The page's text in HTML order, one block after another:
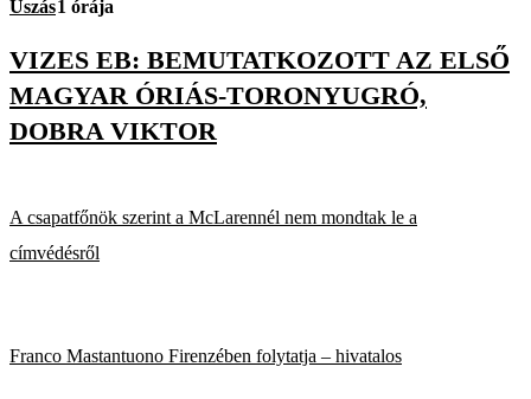
Úszás1 órája
VIZES EB: BEMUTATKOZOTT AZ ELSŐ
MAGYAR ÓRIÁS-TORONYUGRÓ,
DOBRA VIKTOR
A csapatfőnök szerint a McLarennél nem mondtak le a
címvédésről
Franco Mastantuono Firenzében folytatja – hivatalos